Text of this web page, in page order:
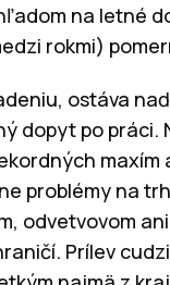
na letné
rokmi)
ostáva
dopyt po práci.
problémy na
odvetvovom
Prílev